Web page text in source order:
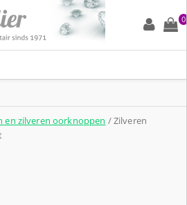
0
en zilveren oorknoppen / Zilveren